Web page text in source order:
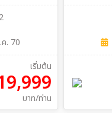
. 70
เริ่มต้น
บาท/ท่าน